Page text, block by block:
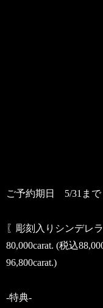
ご予約期日 5/31まで
〖彫刻入りシンデレ
80,000carat. (税込
96,800carat.)
-特典-